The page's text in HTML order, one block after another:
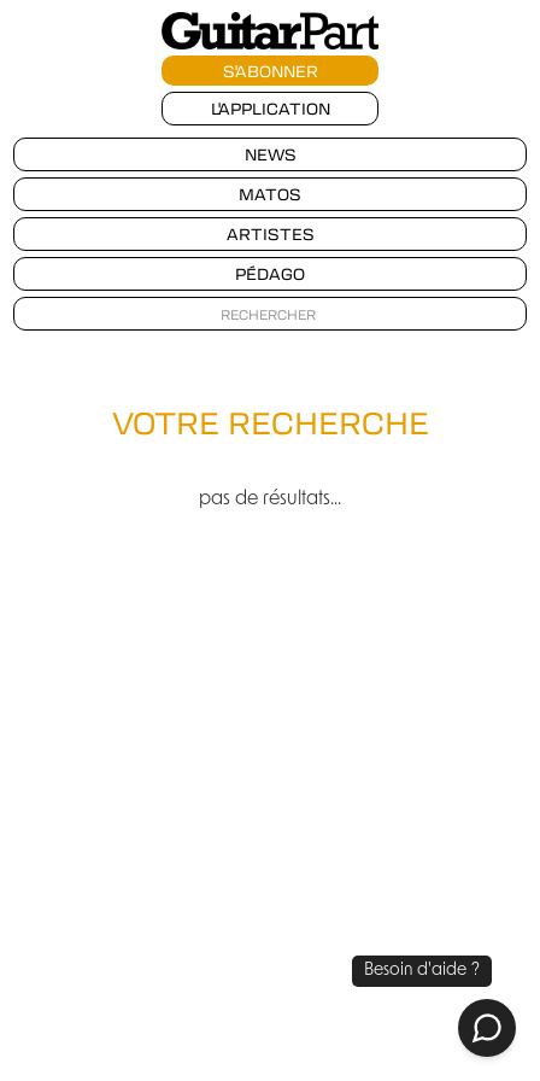
S'ABONNER
L'APPLICATION
NEWS
MATOS
ARTISTES
PÉDAGO
VOTRE RECHERCHE
pas de résultats...